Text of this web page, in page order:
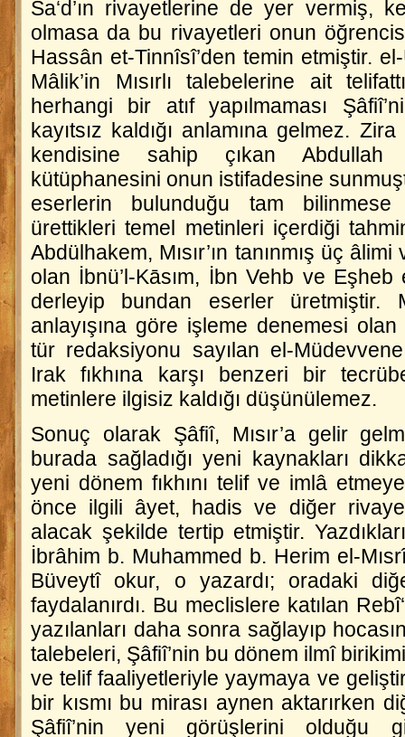
Sa‘d’ın rivayetlerine de yer vermiş,
olmasa da bu rivayetleri onun
Hassân et-Tinnîsî’den temin etmiştir.
Mâlik’in Mısırlı talebelerine ait
herhangi bir atıf yapılmaması
kayıtsız kaldığı anlamına gelmez.
kendisine sahip çıkan
kütüphanesini onun istifadesine
eserlerin bulunduğu tam bilinmese
ürettikleri temel metinleri içerdiği
Abdülhakem, Mısır’ın tanınmış üç
olan İbnü’l-Kāsım, İbn Vehb ve Eşheb
derleyip bundan eserler üretmiştir.
anlayışına göre işleme denemesi olan
tür redaksiyonu sayılan el-Müdevvene
Irak fıkhına karşı benzeri bir
metinlere ilgisiz kaldığı düşünülemez.
Sonuç olarak Şâfiî, Mısır’a gelir
burada sağladığı yeni kaynakları
yeni dönem fıkhını telif ve imlâ
önce ilgili âyet, hadis ve diğer
alacak şekilde tertip etmiştir.
İbrâhim b. Muhammed b. Herim el-
Büveytî okur, o yazardı; oradaki
faydalanırdı. Bu meclislere katılan
yazılanları daha sonra sağlayıp
talebeleri, Şâfiî’nin bu dönem ilmî
ve telif faaliyetleriyle yaymaya ve
bir kısmı bu mirası aynen aktarırken
Şâfiî’nin yeni görüşlerini olduğu